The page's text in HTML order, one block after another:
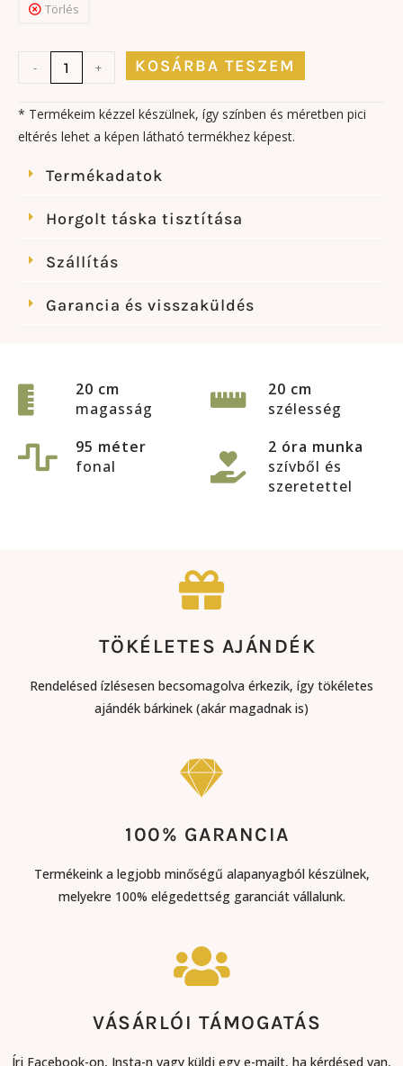
Törlés
- + KOSÁRBA TESZEM
* Termékeim kézzel készülnek, így színben és méretben pici
eltérés lehet a képen látható termékhez képest.
Termékadatok
Horgolt táska tisztítása
Szállítás
Garancia és visszaküldés
20 cm
magasság
20 cm
szélesség
95 méter
fonal
2 óra munka
szívből és
szeretettel
TÖKÉLETES AJÁNDÉK
Rendelésed ízlésesen becsomagolva érkezik, így tökéletes
ajándék bárkinek (akár magadnak is)
100% GARANCIA
Termékeink a legjobb minőségű alapanyagból készülnek,
melyekre 100% elégedettség garanciát vállalunk.
VÁSÁRLÓI TÁMOGATÁS​
Írj Facebook-on, Insta-n vagy küldj egy e-mailt, ha kérdésed van,